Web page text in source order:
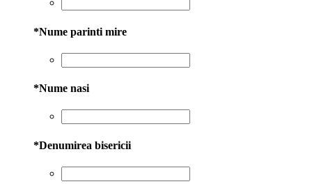
*Nume parinti mire
*Nume nasi
*Denumirea bisericii